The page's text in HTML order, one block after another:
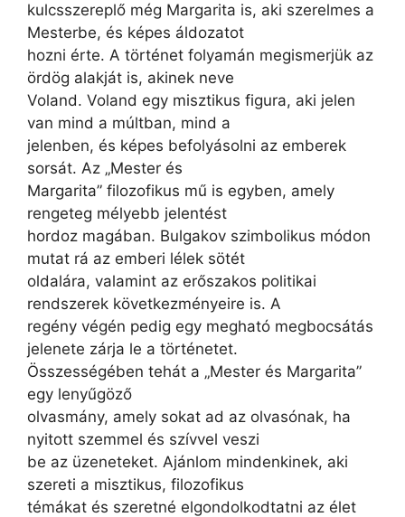
kulcsszereplő még Margarita is, aki szerelmes a
Mesterbe, és képes áldozatot
hozni érte. A történet folyamán megismerjük az
ördög alakját is, akinek neve
Voland. Voland egy misztikus figura, aki jelen
van mind a múltban, mind a
jelenben, és képes befolyásolni az emberek
sorsát. Az „Mester és
Margarita” filozofikus mű is egyben, amely
rengeteg mélyebb jelentést
hordoz magában. Bulgakov szimbolikus módon
mutat rá az emberi lélek sötét
oldalára, valamint az erőszakos politikai
rendszerek következményeire is. A
regény végén pedig egy megható megbocsátás
jelenete zárja le a történetet.
Összességében tehát a „Mester és Margarita”
egy lenyűgöző
olvasmány, amely sokat ad az olvasónak, ha
nyitott szemmel és szívvel veszi
be az üzeneteket. Ajánlom mindenkinek, aki
szereti a misztikus, filozofikus
témákat és szeretné elgondolkodtatni az élet